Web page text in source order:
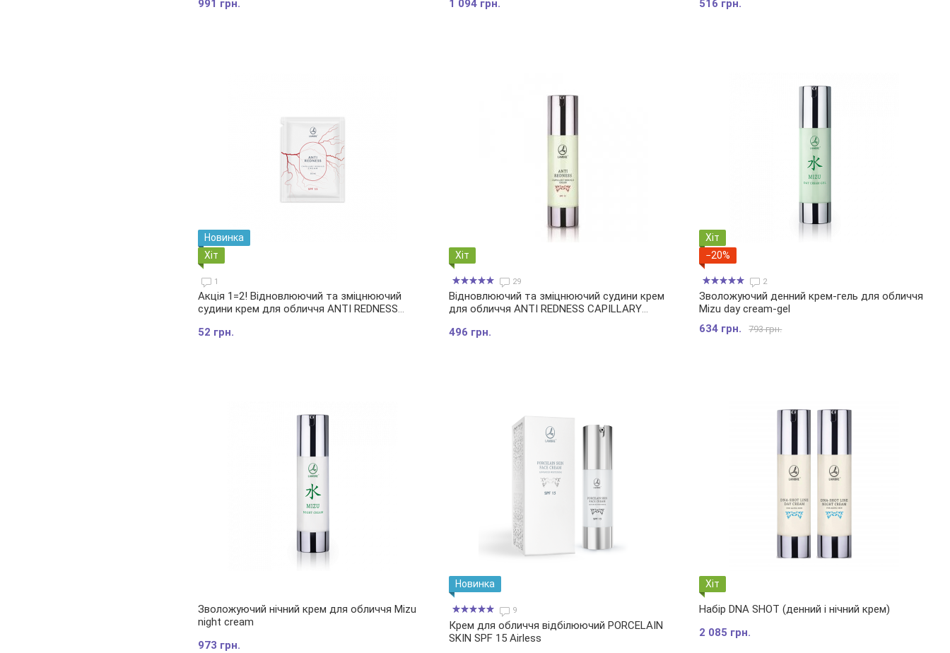
991 грн.
1 094 грн.
516 грн.
Новинка
Хіт
1
Акція 1=2! Відновлюючий та зміцнюючий
судини крем для обличчя ANTI REDNESS
52 грн.
Хіт
29
Відновлюючий та зміцнюючий судини крем
для обличчя ANTI REDNESS CAPILLARY
496 грн.
Хіт
−20%
2
Зволожуючий денний крем-гель для обличчя
Mizu day cream-gel
793 грн.
634 грн.
Зволожуючий нічний крем для обличчя Mizu
night cream
973 грн.
Новинка
9
Крем для обличчя відбілюючий PORCELAIN
SKIN SPF 15 Airless
Хіт
Набір DNA SHOT (денний і нічний крем)
2 085 грн.